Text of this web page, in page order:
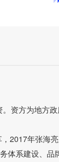
资方为地方
2017年张海
系建设、品